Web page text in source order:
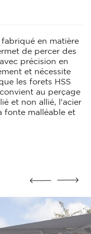
en matière
de percer des
précision en
et nécessite
les forets HSS
au perçage
et non allié, l'acier
fonte malléable et